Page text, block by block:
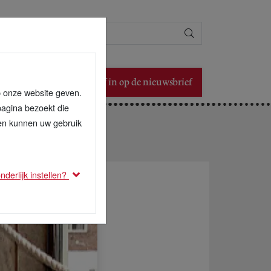
Schrijf in op de nieuwsbrief
website geven.
bezoekt die
kunnen uw gebruik
instellen?